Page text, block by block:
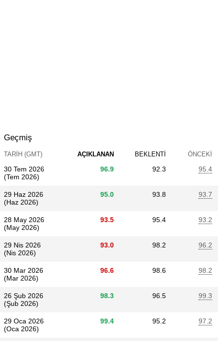
Geçmiş
TARIH (GMT) AÇIKLANAN BEKLENTI ÖNCEKI
30 Tem 2026
(Tem 2026)
96.9 92.3 95.4
29 Haz 2026
(Haz 2026)
95.0 93.8 93.7
28 May 2026
(May 2026)
93.5 95.4 93.2
29 Nis 2026
(Nis 2026)
93.0 98.2 96.2
30 Mar 2026
(Mar 2026)
96.6 98.6 98.2
26 Şub 2026
(Şub 2026)
98.3 96.5 99.3
29 Oca 2026
(Oca 2026)
99.4 95.2 97.2